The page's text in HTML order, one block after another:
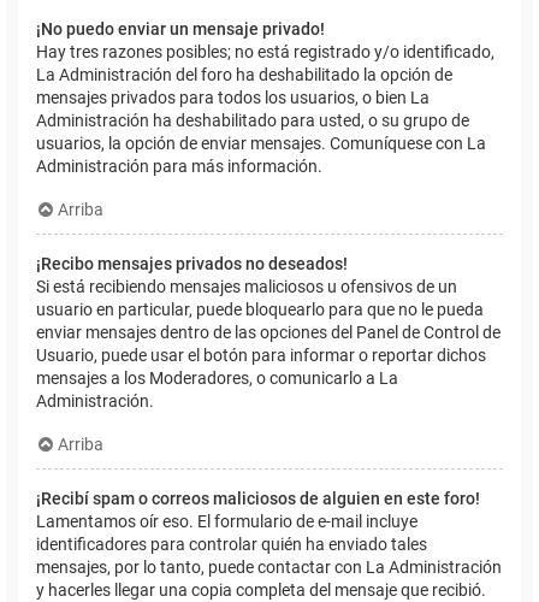
¡No puedo enviar un mensaje privado!
Hay tres razones posibles; no está registrado y/o identificado,
La Administración del foro ha deshabilitado la opción de
mensajes privados para todos los usuarios, o bien La
Administración ha deshabilitado para usted, o su grupo de
usuarios, la opción de enviar mensajes. Comuníquese con La
Administración para más información.
Arriba
¡Recibo mensajes privados no deseados!
Si está recibiendo mensajes maliciosos u ofensivos de un
usuario en particular, puede bloquearlo para que no le pueda
enviar mensajes dentro de las opciones del Panel de Control de
Usuario, puede usar el botón para informar o reportar dichos
mensajes a los Moderadores, o comunicarlo a La
Administración.
Arriba
¡Recibí spam o correos maliciosos de alguien en este foro!
Lamentamos oír eso. El formulario de e-mail incluye
identificadores para controlar quién ha enviado tales
mensajes, por lo tanto, puede contactar con La Administración
y hacerles llegar una copia completa del mensaje que recibió.